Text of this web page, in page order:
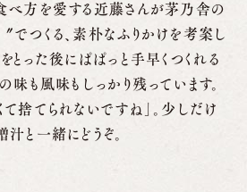
べ方を愛する近藤さんが茅乃舎の
でつくる、素朴なふりかけを考案し
とった後にぱぱっと手早くつくれる
味も風味もしっかり残っています。
て捨てられないですね」。少しだけ
と一緒にどうぞ。